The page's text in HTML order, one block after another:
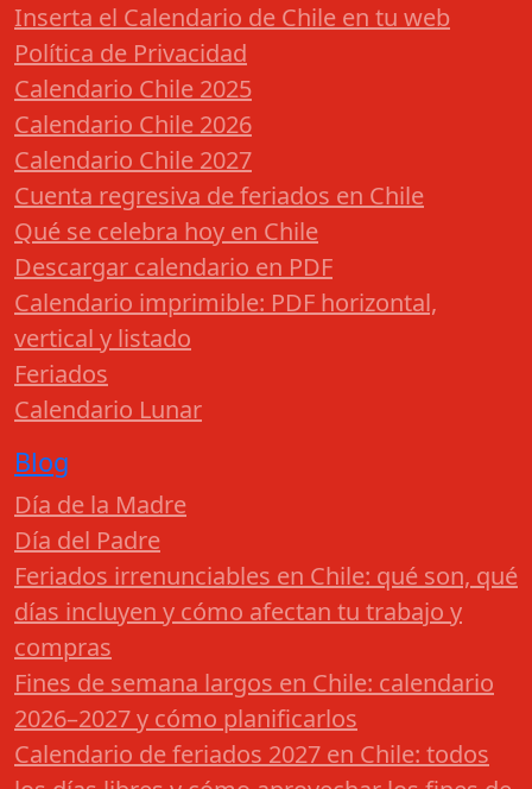
Inserta el Calendario de Chile en tu web
Política de Privacidad
Calendario Chile 2025
Calendario Chile 2026
Calendario Chile 2027
Cuenta regresiva de feriados en Chile
Qué se celebra hoy en Chile
Descargar calendario en PDF
Calendario imprimible: PDF horizontal,
vertical y listado
Feriados
Calendario Lunar
Blog
Día de la Madre
Día del Padre
Feriados irrenunciables en Chile: qué son, qué
días incluyen y cómo afectan tu trabajo y
compras
Fines de semana largos en Chile: calendario
2026–2027 y cómo planificarlos
Calendario de feriados 2027 en Chile: todos